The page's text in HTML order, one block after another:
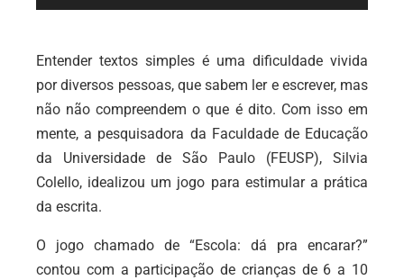
de
Entender textos simples é uma dificuldade vivida
por diversos pessoas, que sabem ler e escrever, mas
não não compreendem o que é dito. Com isso em
mente, a pesquisadora da Faculdade de Educação
da Universidade de São Paulo (FEUSP), Silvia
Colello, idealizou um jogo para estimular a prática
da escrita.
O jogo chamado de “Escola: dá pra encarar?”
contou com a participação de crianças de 6 a 10